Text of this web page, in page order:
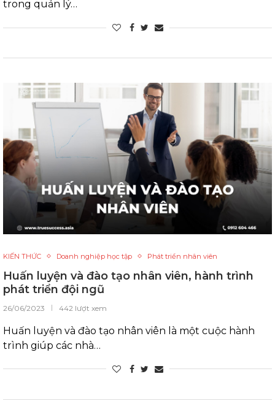
trong quản lý…
KIẾN THỨC Doanh nghiệp học tập Phát triển nhân viên
Huấn luyện và đào tạo nhân viên, hành trình
phát triển đội ngũ
26/06/2023 442 lượt xem
Huấn luyện và đào tạo nhân viên là một cuộc hành
trình giúp các nhà…